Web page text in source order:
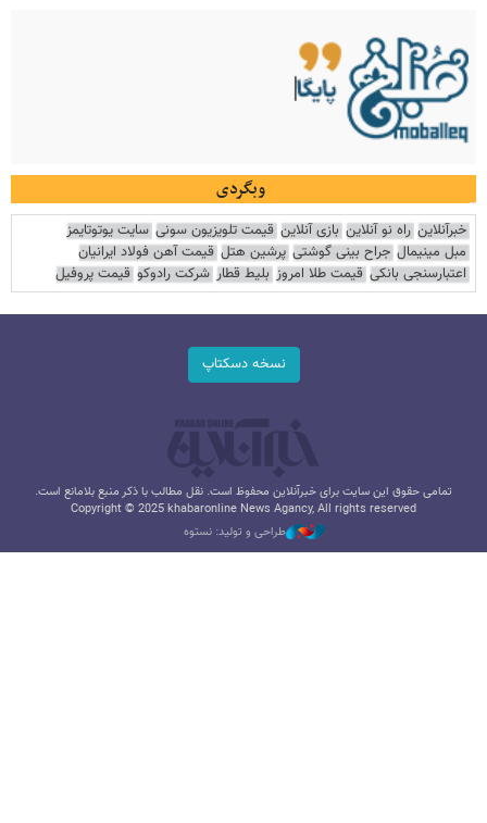
وبگردی
خبرآنلاین راه نو آنلاین بازی آنلاین قیمت تلویزیون سونی سایت یوتوتایمز
مبل مینیمال جراح بینی گوشتی پرشین هتل قیمت آهن فولاد ایرانیان
اعتبارسنجی بانکی قیمت طلا امروز بلیط قطار شرکت رادوکو قیمت پروفیل
نسخه دسکتاپ
تمامی حقوق این سایت برای خبرآنلاین محفوظ است. نقل مطالب با ذکر منبع بلامانع است.
Copyright © 2025 khabaronline News Agancy, All rights reserved
طراحی و تولید: نستوه